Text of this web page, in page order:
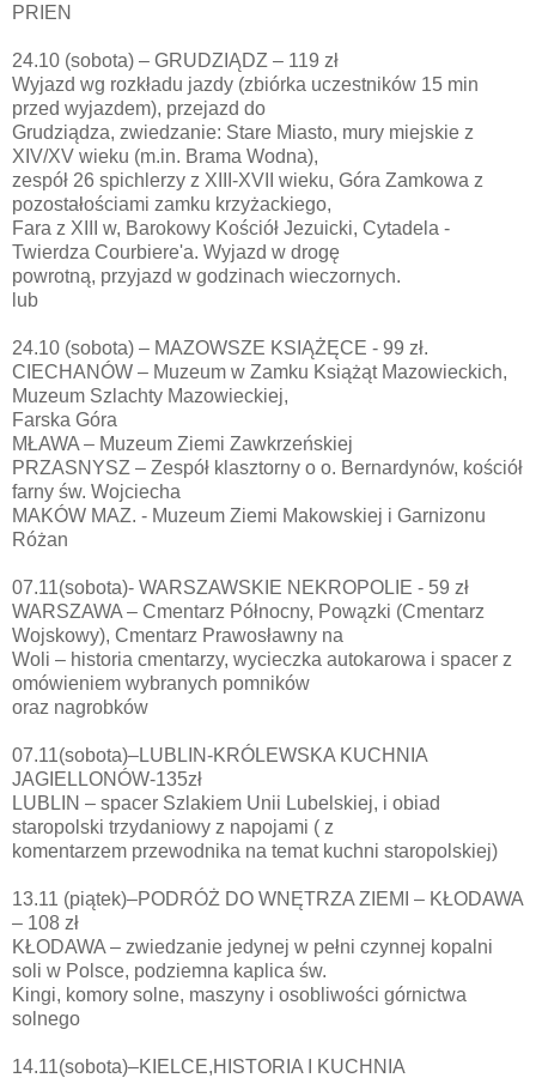
PRIEN
24.10 (sobota) – GRUDZIĄDZ – 119 zł
Wyjazd wg rozkładu jazdy (zbiórka uczestników 15 min
przed wyjazdem), przejazd do
Grudziądza, zwiedzanie: Stare Miasto, mury miejskie z
XIV/XV wieku (m.in. Brama Wodna),
zespół 26 spichlerzy z XIII-XVII wieku, Góra Zamkowa z
pozostałościami zamku krzyżackiego,
Fara z XIII w, Barokowy Kościół Jezuicki, Cytadela -
Twierdza Courbiere'a. Wyjazd w drogę
powrotną, przyjazd w godzinach wieczornych.
lub
24.10 (sobota) – MAZOWSZE KSIĄŻĘCE - 99 zł.
CIECHANÓW – Muzeum w Zamku Książąt Mazowieckich,
Muzeum Szlachty Mazowieckiej,
Farska Góra
MŁAWA – Muzeum Ziemi Zawkrzeńskiej
PRZASNYSZ – Zespół klasztorny o o. Bernardynów, kościół
farny św. Wojciecha
MAKÓW MAZ. - Muzeum Ziemi Makowskiej i Garnizonu
Różan
07.11(sobota)- WARSZAWSKIE NEKROPOLIE - 59 zł
WARSZAWA – Cmentarz Północny, Powązki (Cmentarz
Wojskowy), Cmentarz Prawosławny na
Woli – historia cmentarzy, wycieczka autokarowa i spacer z
omówieniem wybranych pomników
oraz nagrobków
07.11(sobota)–LUBLIN-KRÓLEWSKA KUCHNIA
JAGIELLONÓW-135zł
LUBLIN – spacer Szlakiem Unii Lubelskiej, i obiad
staropolski trzydaniowy z napojami ( z
komentarzem przewodnika na temat kuchni staropolskiej)
13.11 (piątek)–PODRÓŻ DO WNĘTRZA ZIEMI – KŁODAWA
– 108 zł
KŁODAWA – zwiedzanie jedynej w pełni czynnej kopalni
soli w Polsce, podziemna kaplica św.
Kingi, komory solne, maszyny i osobliwości górnictwa
solnego
14.11(sobota)–KIELCE,HISTORIA I KUCHNIA